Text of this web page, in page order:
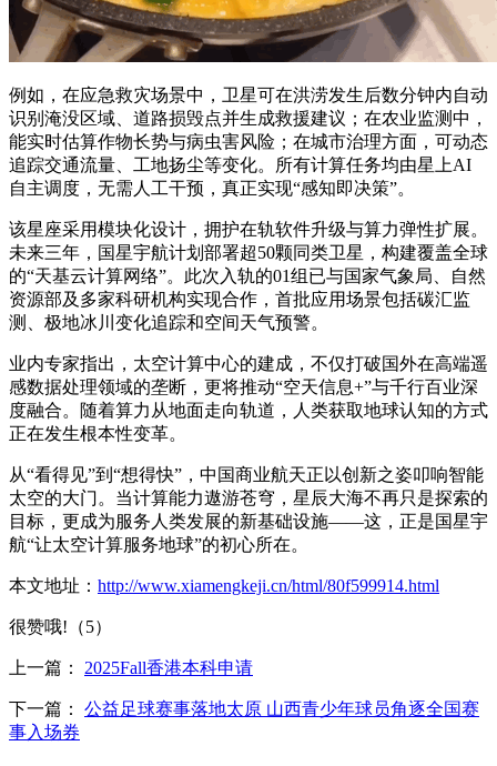
例如，在应急救灾场景中，卫星可在洪涝发生后数分钟内自动
识别淹没区域、道路损毁点并生成救援建议；在农业监测中，
能实时估算作物长势与病虫害风险；在城市治理方面，可动态
追踪交通流量、工地扬尘等变化。所有计算任务均由星上AI
自主调度，无需人工干预，真正实现“感知即决策”。
该星座采用模块化设计，拥护在轨软件升级与算力弹性扩展。
未来三年，国星宇航计划部署超50颗同类卫星，构建覆盖全球
的“天基云计算网络”。此次入轨的01组已与国家气象局、自然
资源部及多家科研机构实现合作，首批应用场景包括碳汇监
测、极地冰川变化追踪和空间天气预警。
业内专家指出，太空计算中心的建成，不仅打破国外在高端遥
感数据处理领域的垄断，更将推动“空天信息+”与千行百业深
度融合。随着算力从地面走向轨道，人类获取地球认知的方式
正在发生根本性变革。
从“看得见”到“想得快”，中国商业航天正以创新之姿叩响智能
太空的大门。当计算能力遨游苍穹，星辰大海不再只是探索的
目标，更成为服务人类发展的新基础设施——这，正是国星宇
航“让太空计算服务地球”的初心所在。
本文地址： http://www.xiamengkeji.cn/html/80f599914.html
很赞哦!（5）
上一篇： 2025Fall香港本科申请
下一篇： 公益足球赛事落地太原 山西青少年球员角逐全国赛
事入场券